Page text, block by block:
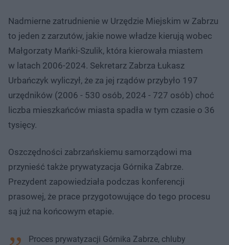
Nadmierne zatrudnienie w Urzędzie Miejskim w Zabrzu
to jeden z zarzutów, jakie nowe władze kierują wobec
Małgorzaty Mańki-Szulik, która kierowała miastem
w latach 2006-2024. Sekretarz Zabrza Łukasz
Urbańczyk wyliczył, że za jej rządów przybyło 197
urzędników (2006 - 530 osób, 2024 - 727 osób) choć
liczba mieszkańców miasta spadła w tym czasie o 36
tysięcy.
Oszczędności zabrzańskiemu samorządowi ma
przynieść także prywatyzacja Górnika Zabrze.
Prezydent zapowiedziała podczas konferencji
prasowej, że prace przygotowujące do tego procesu
są już na końcowym etapie.
Proces prywatyzacji Górnika Zabrze, chluby